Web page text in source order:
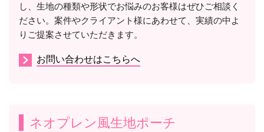
し、生地の種類や形状でお悩みのお客様はぜひご相談く
ださい。案件やクライアント様にあわせて、実績の中よ
りご提案させていただきます。
お問い合わせはこちらへ
ネオプレン風生地ポーチ